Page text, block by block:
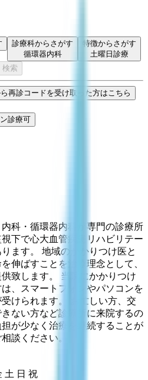
診療科からさがす
循環器内科
特徴からさがす
土曜日診療
検索
再診コードを受け取った方はこちら
診療可
科・循環器内科が専門の診療所
下で心大血管疾患リハビリテー
ます。 地域のかかりつけ医と
伸ばすことを治療理念として、
致します。 当院にかかりつけ
、スマートフォンやパソコンを
けられます。 お忙しい方、交
ない方など診療所に来院するの
が少なく治療を継続することが
談ください。
土 日 祝